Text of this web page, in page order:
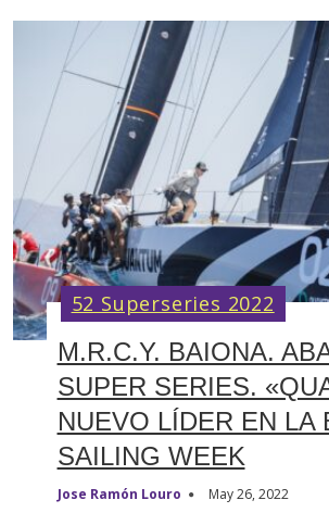
M.R.C.Y. BAIONA.
SUPER SERIES.
NUEVO LÍDER EN LA
SAILING WEEK
Jose Ramón Louro May 26, 2022
52 Superseries 2022